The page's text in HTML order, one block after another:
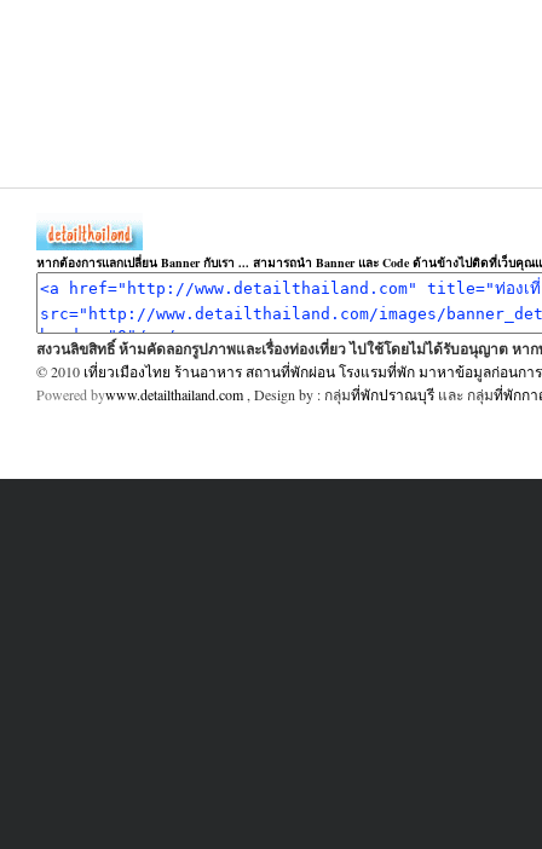
หากต้องการแลกเปลี่ยน Banner กับเรา ... สามารถนำ Banner และ Code ด้านข้างไปติดที่เว็บคุ
สงวนลิขสิทธิ์ ห้ามคัดลอกรูปภาพและเรื่องท่องเที่ยว ไปใช้โดยไม่ได้รับอนุญาต หา
© 2010 เที่ยวเมืองไทย ร้านอาหาร สถานที่พักผ่อน โรงแรมที่พัก มาหาข้อมูลก่อนการเ
Powered bywww.detailthailand.com , Design by : กลุ่มที่พักปราณบุรี และ กลุ่มที่พักกา